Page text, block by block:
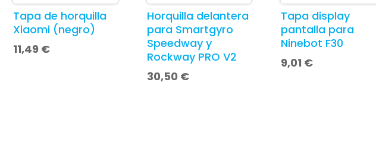
Tapa de horquilla
Xiaomi (negro)
11,49 €
Horquilla delantera
para Smartgyro
Speedway y
Rockway PRO V2
30,50 €
Tapa display
pantalla para
Ninebot F30
9,01 €